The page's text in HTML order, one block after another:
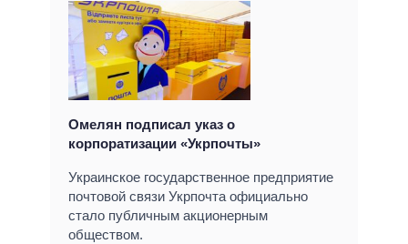
Омелян подписал указ о
корпоратизации «Укрпочты»
Украинское государственное предприятие
почтовой связи Укрпочта официально
стало публичным акционерным
обществом.